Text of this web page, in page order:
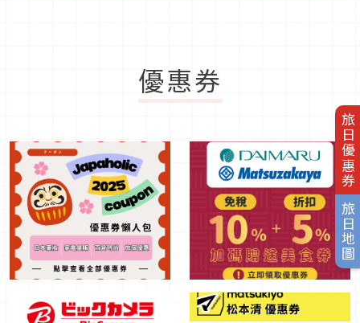
旅日優惠券
旅日地圖
優惠券